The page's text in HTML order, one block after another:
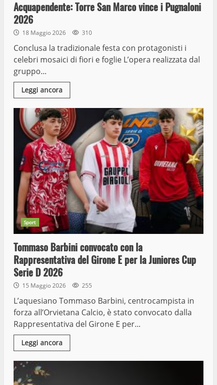
Acquapendente: Torre San Marco vince i Pugnaloni
2026
18 Maggio 2026 310
Conclusa la tradizionale festa con protagonisti i
celebri mosaici di fiori e foglie L’opera realizzata dal
gruppo...
Leggi ancora
Sport
Tommaso Barbini convocato con la
Rappresentativa del Girone E per la Juniores Cup
Serie D 2026
15 Maggio 2026 255
L’aquesiano Tommaso Barbini, centrocampista in
forza all’Orvietana Calcio, è stato convocato dalla
Rappresentativa del Girone E per...
Leggi ancora